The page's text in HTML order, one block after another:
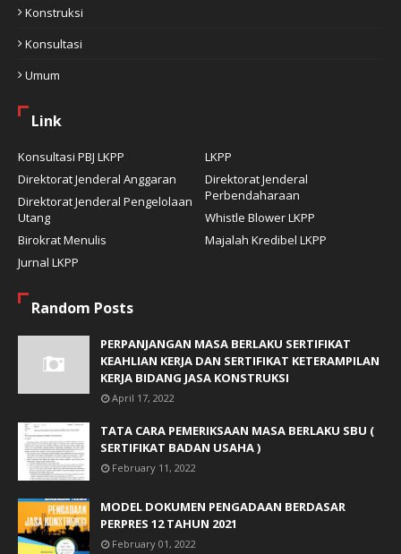
Konstruksi
Konsultasi
Umum
Link
Konsultasi PBJ LKPP
LKPP
Direktorat Jenderal Anggaran
Direktorat Jenderal
Perbendaharaan
Direktorat Jenderal Pengelolaan
Utang
Whistle Blower LKPP
Birokrat Menulis
Majalah Kredibel LKPP
Jurnal LKPP
Random Posts
PERPANJANGAN MASA BERLAKU SERTIFIKAT
KEAHLIAN KERJA DAN SERTIFIKAT KETERAMPILAN
KERJA BIDANG JASA KONSTRUKSI
April 17, 2022
TATA CARA PEMERIKSAAN MASA BERLAKU SBU (
SERTIFIKAT BADAN USAHA )
February 11, 2022
MODEL DOKUMEN PENGADAAN BERDASAR
PERPRES 12 TAHUN 2021
February 01, 2022